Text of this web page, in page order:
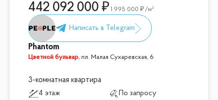
442 092 000 1 995 000 /м²
Phantom
Цветной бульвар,пл. Малая Сухаревская, 6
3-комнатная квартира
4 этаж
По запросу